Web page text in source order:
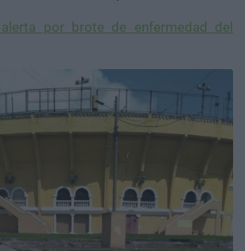
por brote de enfermedad del